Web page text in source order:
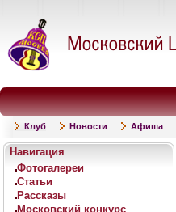
Клуб Новости Афиша
Навигация
Фотогалереи
Статьи
Рассказы
Московский конкурс